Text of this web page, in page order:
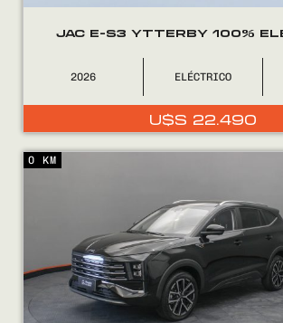
JAC E-S3 YTTERBY 100%
2026 ELÉCTRICO
U$S 22.490
0 KM